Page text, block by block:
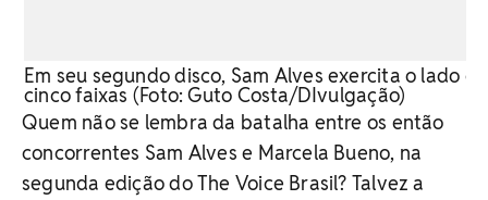
Em seu segundo disco, Sam Alves exercita o lado
cinco faixas (Foto: Guto Costa/DIvulgação)
Quem não se lembra da batalha entre os então
concorrentes Sam Alves e Marcela Bueno, na
segunda edição do The Voice Brasil? Talvez a